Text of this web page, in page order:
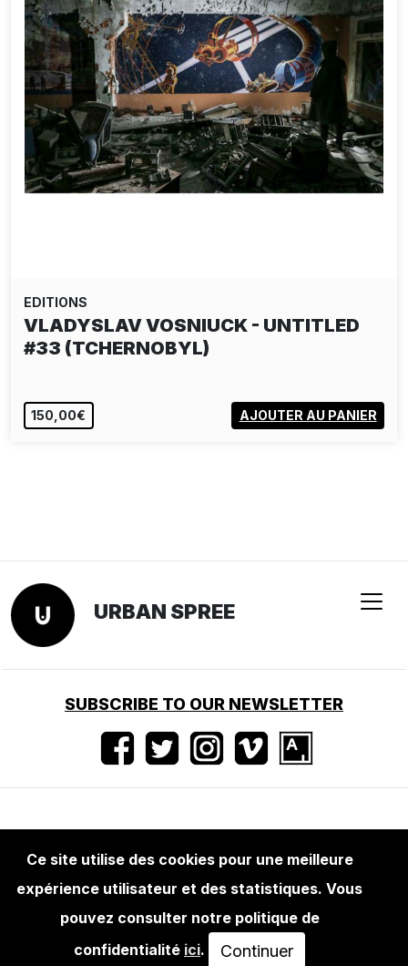
EDITIONS
VLADYSLAV VOSNIUCK - UNTITLED
#33 (TCHERNOBYL)
150,00€ AJOUTER AU PANIER
URBAN SPREE
SUBSCRIBE TO OUR NEWSLETTER
Conditions d'utilisation Mentions légales
Presse
Ce site utilise des cookies pour une meilleure
expérience utilisateur et des statistiques. Vous
pouvez consulter notre politique de
confidentialité ici. Continuer